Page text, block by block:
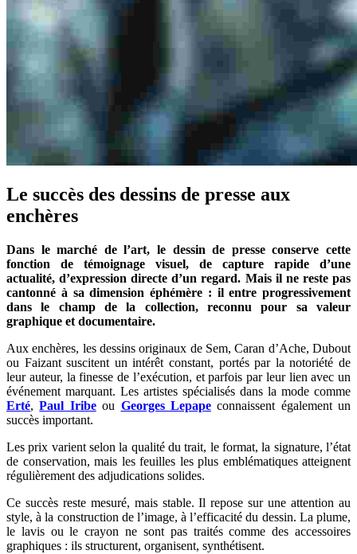
Le succès des dessins de presse aux
enchères
Dans le marché de l’art, le dessin de presse conserve cette
fonction de témoignage visuel, de capture rapide d’une
actualité, d’expression directe d’un regard. Mais il ne reste pas
cantonné à sa dimension éphémère : il entre progressivement
dans le champ de la collection, reconnu pour sa valeur
graphique et documentaire.
Aux enchères, les dessins originaux de Sem, Caran d’Ache, Dubout
ou Faizant suscitent un intérêt constant, portés par la notoriété de
leur auteur, la finesse de l’exécution, et parfois par leur lien avec un
événement marquant. Les artistes spécialisés dans la mode comme
Erté,Paul Iribeou Georges Lepapeconnaissent également un
succès important.
Les prix varient selon la qualité du trait, le format, la signature, l’état
de conservation, mais les feuilles les plus emblématiques atteignent
régulièrement des adjudications solides.
Ce succès reste mesuré, mais stable. Il repose sur une attention au
style, à la construction de l’image, à l’efficacité du dessin. La plume,
le lavis ou le crayon ne sont pas traités comme des accessoires
graphiques : ils structurent, organisent, synthétisent.